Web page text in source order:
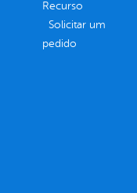
Recurso
Solicitar um
pedido